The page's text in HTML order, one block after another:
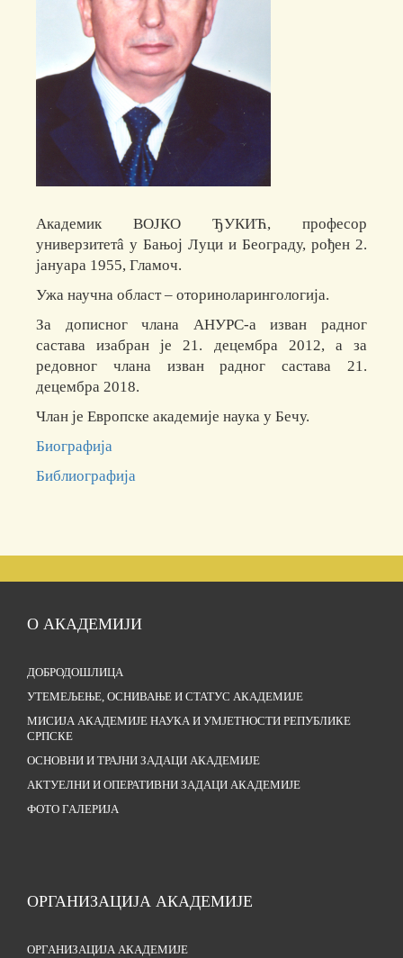
Академик ВОЈКО ЂУКИЋ, професор
универзитетâ у Бањој Луци и Београду, рођен 2.
јануара 1955, Гламоч.
Ужа научна област ‒ оториноларингологија.
За дописног члана АНУРС-а изван радног
састава изабран је 21. децембра 2012, а за
редовног члана изван радног састава 21.
децембра 2018.
Члан је Европске ака­­де­мије наука у Бечу.
Биографија
Библиографија
О АКАДЕМИЈИ
ДОБРОДОШЛИЦА
УТЕМЕЉЕЊЕ, ОСНИВАЊЕ И СТАТУС АКАДЕМИЈЕ
МИСИЈА АКАДЕМИЈЕ НАУКА И УМЈЕТНОСТИ РЕПУБЛИКЕ
СРПСКЕ
ОСНОВНИ И ТРАЈНИ ЗАДАЦИ АКАДЕМИЈЕ
АКТУЕЛНИ И ОПЕРАТИВНИ ЗАДАЦИ АКАДЕМИЈЕ
ФОТО ГАЛЕРИЈА
ОРГАНИЗАЦИЈА АКАДЕМИЈЕ
ОРГАНИЗАЦИЈА АКАДЕМИЈЕ